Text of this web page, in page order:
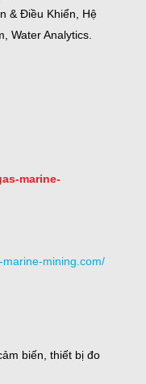
& Điều Khiển, Hệ
Water Analytics.
marine-
mining.com/
biến, thiết bị đo